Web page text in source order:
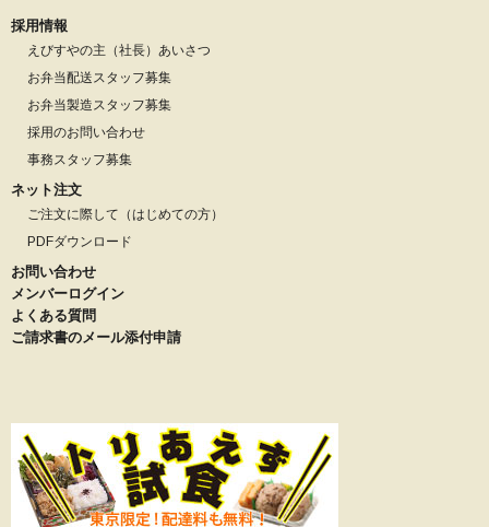
採用情報
えびすやの主（社長）あいさつ
お弁当配送スタッフ募集
お弁当製造スタッフ募集
採用のお問い合わせ
事務スタッフ募集
ネット注文
ご注文に際して（はじめての方）
PDFダウンロード
お問い合わせ
メンバーログイン
よくある質問
ご請求書のメール添付申請